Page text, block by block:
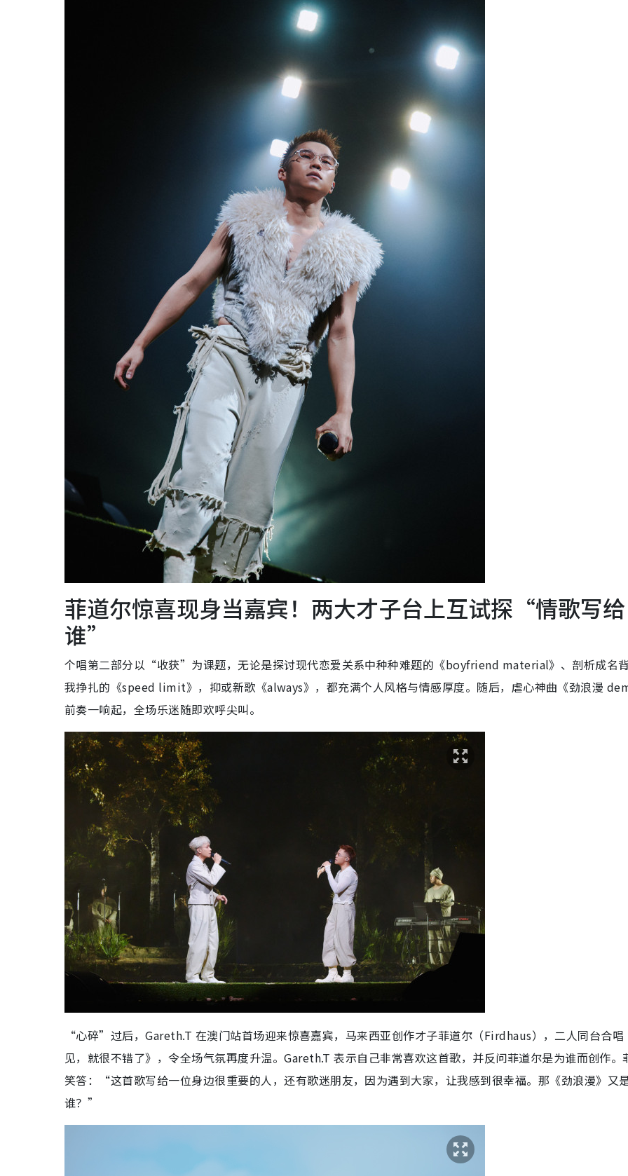
菲道尔惊喜现身当嘉宾！两大才子台上互试探“情歌写给
谁”
个唱第二部分以“收获”为课题，无论是探讨现代恋爱关系中种种难题的《boyfriend material》、剖析成名
我挣扎的《speed limit》，抑或新歌《always》，都充满个人风格与情感厚度。随后，虐心神曲《劲浪漫
前奏一响起，全场乐迷随即欢呼尖叫。
“心碎”过后，Gareth.T 在澳门站首场迎来惊喜嘉宾，马来西亚创作才子菲道尔（Firdhaus），二人同台合唱
见，就很不错了》，令全场气氛再度升温。Gareth.T 表示自己非常喜欢这首歌，并反问菲道尔是为谁而创作。
笑答：“这首歌写给一位身边很重要的人，还有歌迷朋友，因为遇到大家，让我感到很幸福。那《劲浪漫》又
谁？”